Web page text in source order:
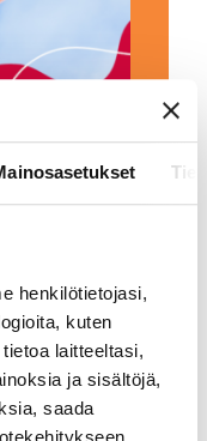
henkilötietojasi,
kuten
laitteeltasi,
ja sisältöjä,
saada
ja
sitten